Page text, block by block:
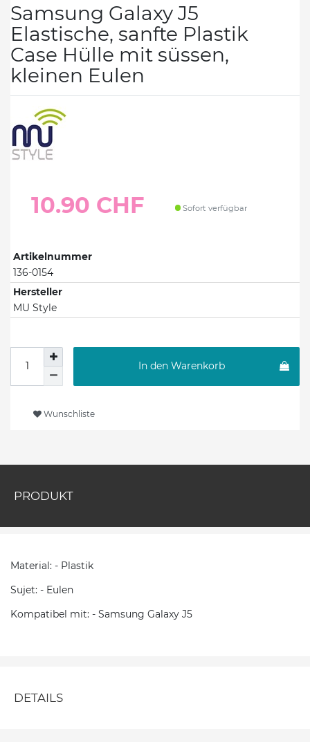
Samsung Galaxy J5
Elastische, sanfte Plastik
Case Hülle mit süssen,
kleinen Eulen
10.90 CHF Sofort verfügbar
Artikelnummer
136-0154
Hersteller
MU Style
In den Warenkorb
Wunschliste
PRODUKT
Material: - Plastik
Sujet: - Eulen
Kompatibel mit: - Samsung Galaxy J5
DETAILS